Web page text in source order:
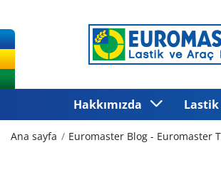
Hakkımızda Lastik
Ana sayfa Euromaster Blog - Euromaster